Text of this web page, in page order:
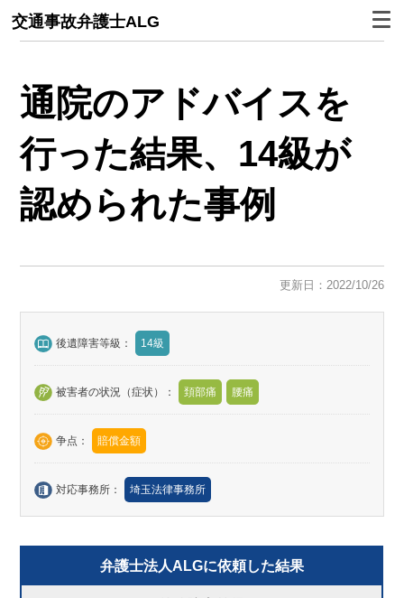
交通事故弁護士ALG
通院のアドバイスを
行った結果、 14級が
認められた事例
更新日：2022/10/26
後遺障害等級： 14級
被害者の状況（症状）： 頚部痛 腰痛
争点： 賠償金額
対応事務所： 埼玉法律事務所
弁護士法人ALGに依頼した結果